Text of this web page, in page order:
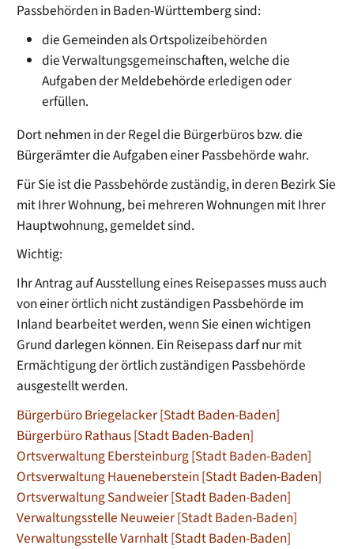
Passbehörden in Baden-Württemberg sind:
die Gemeinden als Ortspolizeibehörden
die Verwaltungsgemeinschaften,welche die
Aufgaben der Meldebehörde erledigen oder
erfüllen.
Dort nehmen in der Regel die Bürgerbüros bzw. die
Bürgerämter die Aufgaben einer Passbehörde wahr.
Für Sie ist die Passbehörde zuständig, in deren Bezirk Sie
mit Ihrer Wohnung, bei mehreren Wohnungen mit Ihrer
Hauptwohnung, gemeldet sind.
Wichtig:
Ihr Antrag auf Ausstellung eines Reisepasses muss auch
von einer örtlich nicht zuständigen Passbehörde im
Inland bearbeitet werden, wenn Sie einen wichtigen
Grund darlegen können. Ein Reisepass darf nur mit
Ermächtigung der örtlich zuständigen Passbehörde
ausgestellt werden.
Bürgerbüro Briegelacker [Stadt Baden-Baden]
Bürgerbüro Rathaus [Stadt Baden-Baden]
Ortsverwaltung Ebersteinburg [Stadt Baden-Baden]
Ortsverwaltung Haueneberstein [Stadt Baden-Baden]
Ortsverwaltung Sandweier [Stadt Baden-Baden]
Verwaltungsstelle Neuweier [Stadt Baden-Baden]
Verwaltungsstelle Varnhalt [Stadt Baden-Baden]